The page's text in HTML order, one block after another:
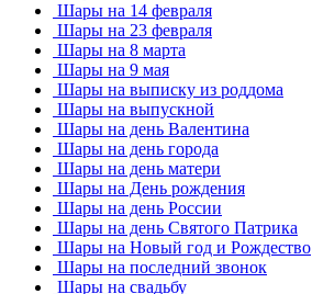
Шары на 14 февраля
Шары на 23 февраля
Шары на 8 марта
Шары на 9 мая
Шары на выписку из роддома
Шары на выпускной
Шары на день Валентина
Шары на день города
Шары на день матери
Шары на День рождения
Шары на день России
Шары на день Святого Патрика
Шары на Новый год и Рождество
Шары на последний звонок
Шары на свадьбу